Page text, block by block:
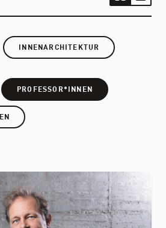
INNENARCHITEKTUR
PROFESSOR*INNEN